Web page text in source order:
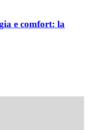
e comfort: la